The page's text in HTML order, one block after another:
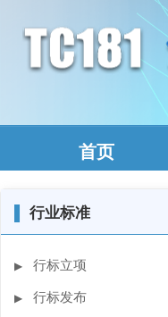
首页
▌ 行业标准
▶ 行标立项
▶ 行标发布